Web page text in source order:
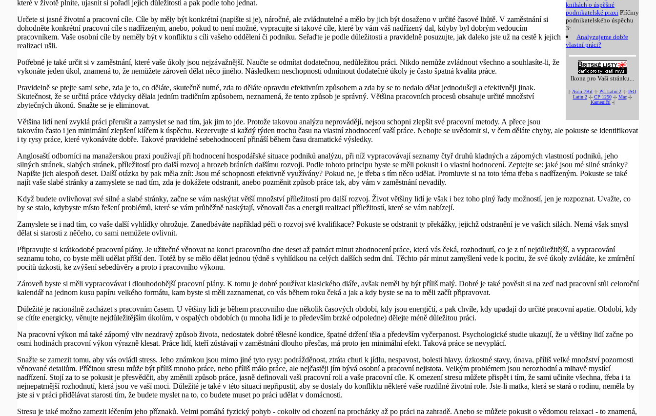
knihách o úspěšné
podnikatelské praxi Příčiny
podnikatelského úspěchu
3:
Analyzujeme dobře
vlastní práci?
Ikona pro Vaši stránku...
|- Ascii 7Bit -|- PC Latin 2 -|- ISO
Latin 2-|- CP 1250-|- Mac-|-
Kameničtí-|
které v životě plníte, ujasnit si pořadí jejich důležitosti a pak podle toho jednat.
Určete si jasné životní a pracovní cíle. Cíle by měly být konkrétní (napište si je), náročné, ale zvládnutelné a mělo by jich být dosaženo v určité časové lhůtě. V zaměstnání si
dohodněte konkrétní pracovní cíle s nadřízeným, anebo, pokud to není možné, vypracujte si takové cíle, které by vám váš nadřízený dal, kdyby byl dobrým vedoucím
pracovníkem. Vaše osobní cíle by neměly být v konfliktu s cíli vašeho oddělení či podniku. Seřaďte je podle důležitosti a pravidelně posuzujte, jak daleko jste už na cestě k jejich
realizaci ušli.
Potřebné je také určit si v zaměstnání, které vaše úkoly jsou nejzávažnější. Naučte se odmítat dodatečnou, nedůležitou práci. Nikdo nemůže zvládnout všechno a souhlasíte-li, že
vykonáte jeden úkol, znamená to, že nemůžete zároveň dělat něco jiného. Následkem neschopnosti odmítnout dodatečné úkoly je často špatná kvalita práce.
Pravidelně se ptejte sami sebe, zda je to, co děláte, skutečně nutné, zda to děláte opravdu efektivním způsobem a zda by se to nedalo dělat jednodušeji a efektivněji jinak.
Skutečnost, že se určitá práce vždycky dělala jedním tradičním způsobem, neznamená, že tento způsob je správný. Většina pracovních procesů obsahuje určité množství
zbytečných úkonů. Snažte se je eliminovat.
Většina lidí není zvyklá práci přerušit a zamyslet se nad tím, jak jim to jde. Protože takovou analýzu neprovádějí, nejsou schopni zlepšit své pracovní metody. A přece jsou
takováto často i jen minimální zlepšení klíčem k úspěchu. Rezervujte si každý týden trochu času na vlastní zhodnocení vaší práce. Nebojte se uvědomit si, v čem děláte chyby, ale pokuste se identifikovat
i ty rysy práce, které vykonáváte dobře. Takové pravidelné sebehodnocení přináší během času dramatické výsledky.
Anglosaští odborníci na manažerskou praxi používají při hodnocení hospodářské situace podniků analýzu, při níž vypracovávají seznamy čtyř druhů kladných a záporných vlastností podniků, jeho
silných stránek, slabých stránek, příležitostí pro další rozvoj a hrozeb bráních dalšímu rozvoji. Podle tohoto principu byste se měli pokusit i o vlastní hodnocení. Zeptejte se: jaké jsou mé silné stránky?
Napište jich alespoň deset. Další otázka by pak měla znít: Jsou mé schopnosti efektivně využívány? Pokud ne, je třeba s tím něco udělat. Promluvte si na toto téma třeba s nadřízeným. Pokuste se také
najít vaše slabé stránky a zamyslete se nad tím, zda je dokážete odstranit, anebo pozměnit způsob práce tak, aby vám v zaměstnání nevadily.
Když budete ovlivňovat své silné a slabé stránky, začne se vám naskýtat větší množství příležitostí pro další rozvoj. Život většiny lidí je však i bez toho plný řady možností, jen je rozpoznat. Uvažte, co
by se stalo, kdybyste místo řešení problémů, které se vám průběžně naskýtají, věnovali čas a energii realizaci příležitostí, které se vám nabízejí.
Zamyslete se i nad tím, co vaše další vyhlídky ohrožuje. Zanedbáváte například péči o rozvoj své kvalifikace? Pokuste se odstranit ty překážky, jejichž odstranění je ve vašich silách. Nemá však smysl
dělat si starosti z něčeho, co sami nemůžete ovlivnit.
Připravujte si krátkodobé pracovní plány. Je užitečné věnovat na konci pracovního dne deset až patnáct minut zhodnocení práce, která vás čeká, rozhodnutí, co je z ní nejdůležitější, a vypracování
seznamu toho, co byste měli udělat příští den. Totéž by se mělo dělat jednou týdně s vyhlídkou na celých dalších sedm dní. Těchto pár minut zamyšlení vede k pocitu, že své úkoly zvládáte, ke zmírnění
pocitů úzkosti, ke zvýšení sebedůvěry a proto i pracovního výkonu.
Zároveň byste si měli vypracovávat i dlouhodobější pracovní plány. K tomu je dobré používat klasického diáře, avšak neměl by být příliš malý. Dobré je také pověsit si na zeď nad pracovní stůl celoroční
kalendář na jednom kusu papíru velkého formátu, kam byste si měli zaznamenat, co vás během roku čeká a jak a kdy byste se na to měli začít připravovat.
Důležité je racionálně zacházet s pracovním časem. U většiny lidí je během pracovního dne několik časových období, kdy jsou energičtí, a pak chvíle, kdy upadají do určité pracovní apatie. Období, kdy
se cítíte energicky, věnujte nejdůležitějším úkolům, v ospalých obdobích (u mnoha lidí je to především brzké odpoledne) dělejte méně důležitou práci.
Na pracovní výkon má také záporný vliv nezdravý způsob života, nedostatek dobré tělesné kondice, špatné držení těla a především vyčerpanost. Psychologické studie ukazují, že u většiny lidí začne po
osmi hodinách pracovní výkon výrazně klesat. Práce lidí, kteří zůstávají v zaměstnání dlouho přesčas, má proto jen minimální efekt. Taková práce se nevyplácí.
Snažte se zamezit tomu, aby vás ovládl stress. Jeho známkou jsou mimo jiné tyto rysy: podrážděnost, ztráta chuti k jídlu, nespavost, bolesti hlavy, úzkostné stavy, únava, příliš velké množství pozornosti
věnované detailům. Příčinou stresu může být příliš mnoho práce, nebo příliš málo práce, ale nejčastěji jím bývá osobní a pracovní nejistota. Velkým problémem jsou nerozhodní a mlhavě myslící
nadřízení. Stojí za to se pokusit je přesvědčit, aby změnili způsob práce, jasně definovali vaši pracovní roli a vaše pracovní cíle. K omezení stresu můžete přispět i tím, že sami učiníte všechna, třeba i ta
nejnepatrnější rozhodnutí, která jsou ve vaší moci. Důležité je také v této situaci nepřipustit, aby se dostaly do konfliktu některé vaše rozdílné životní role. Jste-li matka, která se stará o rodinu, neměla by
jste si v práci přidělávat starosti tím, že budete myslet na to, co budete muset po práci udělat v domácnosti.
Stresu je také možno zamezit léčením jeho příznaků. Velmi pomáhá fyzický pohyb - cokoliv od chození na procházky až po práci na zahradě. Anebo se můžete pokusit o vědomou relaxaci - to znamená,